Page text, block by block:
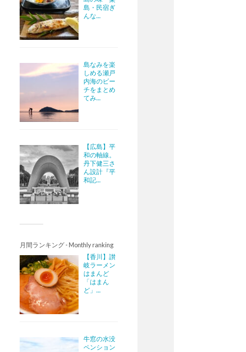
島・民宿ぎ
んな...
島なみを楽
しめる瀬戸
内海のビー
チをまとめ
てみ...
【広島】平
和の軸線。
丹下健三さ
ん設計『平
和記...
月間ランキング - Monthly ranking
【香川】讃
岐ラーメン
はまんど
「はまん
ど」...
牛窓の水没
ペンション